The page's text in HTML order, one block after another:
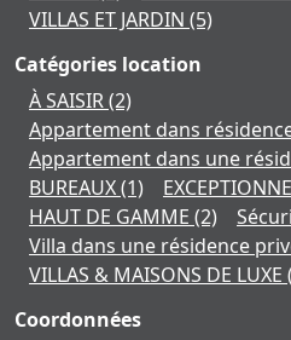
VILLAS ET JARDIN (5)
Catégories location
À SAISIR(2)
Appartement dans
Appartement dans une
BUREAUX(1)
HAUT DE GAMME (2)
Villa dans une résidence
VILLAS & MAISONS DE LUXE
Coordonnées